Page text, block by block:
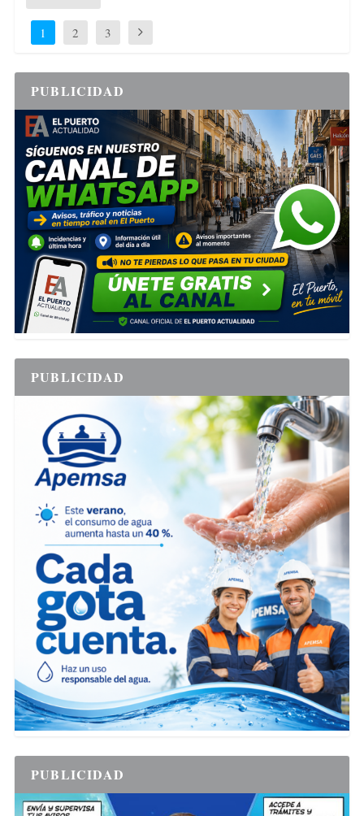
1 2 3
PUBLICIDAD
PUBLICIDAD
PUBLICIDAD